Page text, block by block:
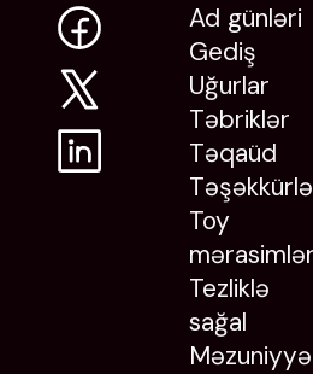
Ad günləri
Gediş
Uğurlar
Təbriklər
Təqaüd
Toy
Tezliklə
sağal